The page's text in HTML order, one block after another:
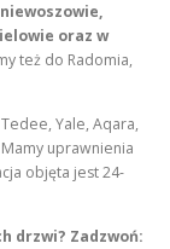
oraz w
też do Radomia,
Yale, Aqara,
uprawnienia
objęta jest 24-
drzwi? Zadzwoń: